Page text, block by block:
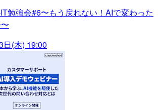
勉強会#6〜もう戻れない！AIで変わった
(木) 19:00